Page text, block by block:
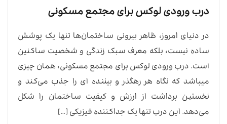
درب ورودی لوکس برای مجتمع مسکونی
در دنیای امروز، ظاهر بیرونی ساختمان‌ها تنها یک پوشش
ساده نیست، بلکه معرف سبک زندگی و شخصیت ساکنین
است. درب ورودی لوکس برای مجتمع مسکونی، همان چیزی
میباشد که نگاه هر رهگذر و بیننده ای را جذب می‌کند و
نخستین برداشت از ارزش و کیفیت ساختمان را شکل
می‌دهد. این درب تنها یک جداکننده فیزیکی […]